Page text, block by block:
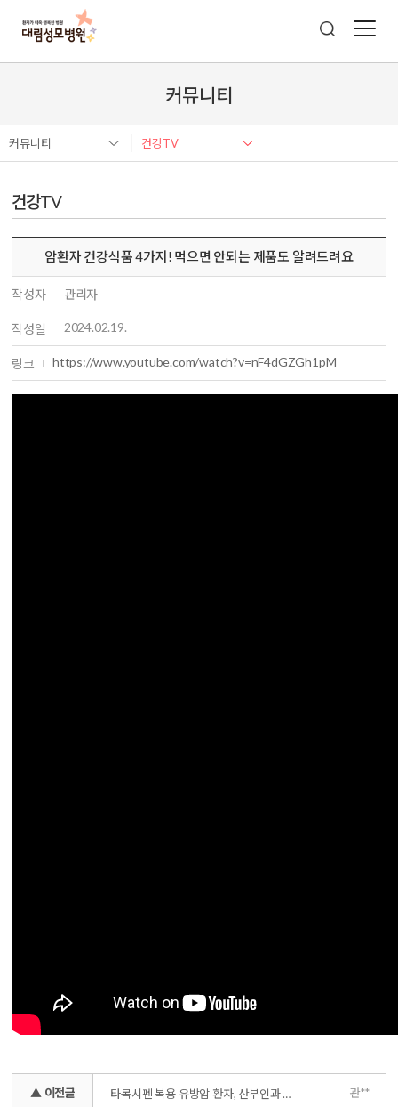
커뮤니티
커뮤니티 건강TV
건강TV
암환자 건강식품 4가지! 먹으면 안되는 제품도 알려드려요
작성자 관리자
작성일 2024.02.19.
링크 https://www.youtube.com/watch?v=nF4dGZGh1pM
▲ 이전글 타목시펜 복용 유방암 환자, 산부인과 진료 왜 필요한가요 관**